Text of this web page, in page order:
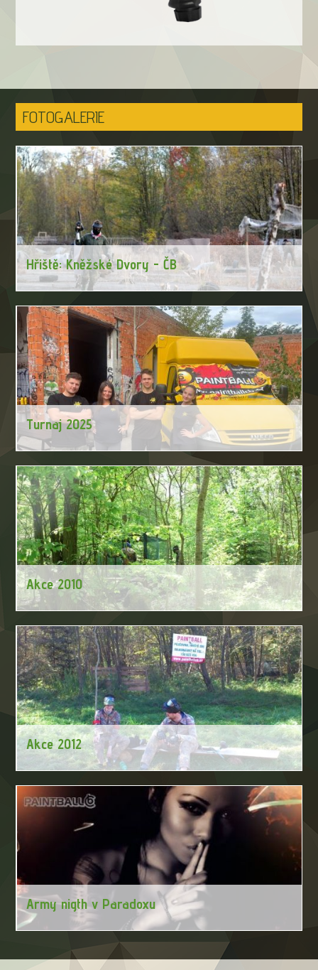
FOTOGALERIE
Hřiště: Kněžské Dvory - ČB
něco nového, vyzkoušejte to právě s námi! Těšíme se na Vaši
návštěvu.
Turnaj 2025
Akce 2010
Akce 2012
Army nigth v Paradoxu